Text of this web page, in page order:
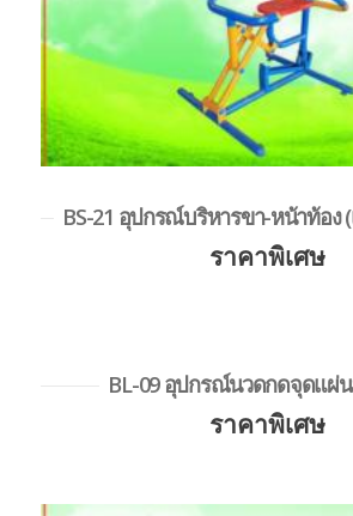
BS-21 อุปกรณ์บริหารขา-หน้าท้อง
ราคาพิเศษ
BL-09 อุปกรณ์นวดกดจุดแผ่
ราคาพิเศษ